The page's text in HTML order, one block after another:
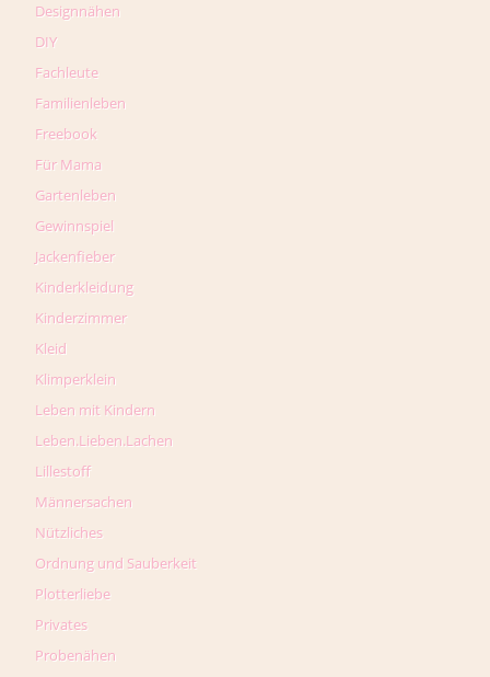
Designnähen
DIY
Fachleute
Familienleben
Freebook
Für Mama
Gartenleben
Gewinnspiel
Jackenfieber
Kinderkleidung
Kinderzimmer
Kleid
Klimperklein
Leben mit Kindern
Leben.Lieben.Lachen
Lillestoff
Männersachen
Nützliches
Ordnung und Sauberkeit
Plotterliebe
Privates
Probenähen